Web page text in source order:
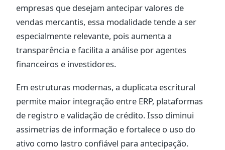
empresas que desejam antecipar valores de
vendas mercantis, essa modalidade tende a ser
especialmente relevante, pois aumenta a
transparência e facilita a análise por agentes
financeiros e investidores.
Em estruturas modernas, a duplicata escritural
permite maior integração entre ERP, plataformas
de registro e validação de crédito. Isso diminui
assimetrias de informação e fortalece o uso do
ativo como lastro confiável para antecipação.